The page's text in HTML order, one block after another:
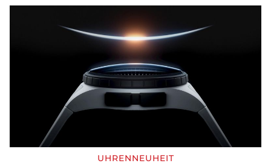
UHRENNEUHEIT